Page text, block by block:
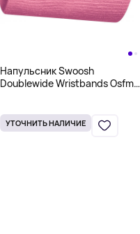
Напульсник Swoosh
Doublewide Wristbands Osfm,
УТОЧНИТЬ НАЛИЧИЕ